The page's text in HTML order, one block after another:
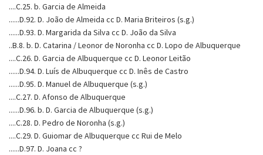
....C.25. b. Garcia de Almeida
......D.92. D. João de Almeida cc D. Maria Briteiros (s.g.)
......D.93. D. Margarida da Silva cc D. João da Silva
..B.8. b. D. Catarina / Leonor de Noronha cc D. Lopo de Albuquerque
....C.26. D. Garcia de Albuquerque cc D. Leonor Leitão
......D.94. D. Luís de Albuquerque cc D. Inês de Castro
......D.95. D. Manuel de Albuquerque (s.g.)
....C.27. D. Afonso de Albuquerque
......D.96. b. D. Garcia de Albuquerque (s.g.)
....C.28. D. Pedro de Noronha (s.g.)
....C.29. D. Guiomar de Albuquerque cc Rui de Melo
......D.97. D. Joana cc ?